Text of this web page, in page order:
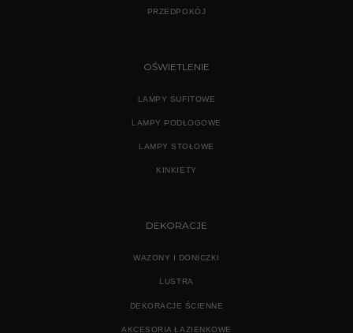
PRZEDPOKÓJ
OŚWIETLENIE
LAMPY SUFITOWE
LAMPY PODŁOGOWE
LAMPY STOŁOWE
KINKIETY
DEKORACJE
WAZONY I DONICZKI
LUSTRA
DEKORACJE ŚCIENNE
AKCESORIA ŁAZIENKOWE